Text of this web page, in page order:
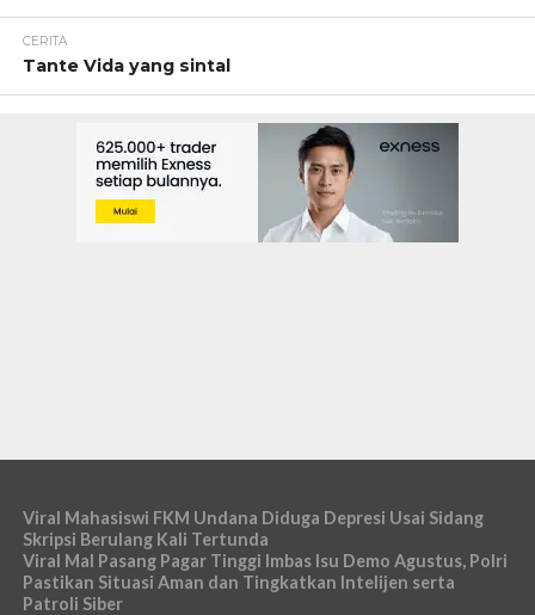
CERITA
Tante Vida yang sintal
Viral Mahasiswi FKM Undana Diduga Depresi Usai Sidang
Skripsi Berulang Kali Tertunda
Viral Mal Pasang Pagar Tinggi Imbas Isu Demo Agustus, Polri
Pastikan Situasi Aman dan Tingkatkan Intelijen serta
Patroli Siber